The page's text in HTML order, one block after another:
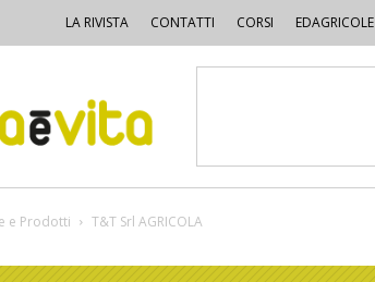
LA RIVISTA CONTATTI CORSI EDAGRICOLE
e Prodotti T&T Srl AGRICOLA